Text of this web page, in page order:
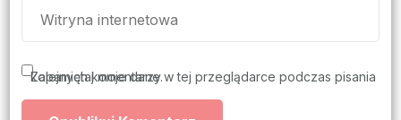
Zapamiętaj moje dane w tej przeglądarce podczas pisania kolejnych komentarzy.